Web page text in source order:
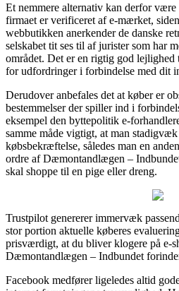
Et nemmere alternativ kan derfor
firmaet er verificeret af e-mærket,
webbutikken anerkender de danske
selskabet tit ses til af jurister som har
området. Det er en rigtig god
for udfordringer i forbindelse med dit
Derudover anbefales det at køber er
bestemmelser der spiller ind i
eksempel den byttepolitik e-
samme måde vigtigt, at man
købsbekræftelse, således man en
ordre af Dæmontandlægen –
skal shoppe til en pige eller dreng.
Trustpilot genererer immervæk
stor portion aktuelle køberes
prisværdigt, at du bliver klogere på e-
Dæmontandlægen – Indbundet
Facebook medfører ligeledes altid